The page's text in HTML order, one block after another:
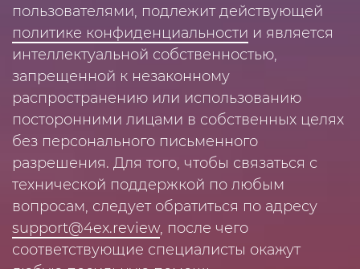
пользователями, подлежит действующей
политике конфиденциальности и является
интеллектуальной собственностью,
запрещенной к незаконному
распространению или использованию
посторонними лицами в собственных целях
без персонального письменного
разрешения. Для того, чтобы связаться с
технической поддержкой по любым
вопросам, следует обратиться по адресу
support@4ex.review, после чего
соответствующие специалисты окажут